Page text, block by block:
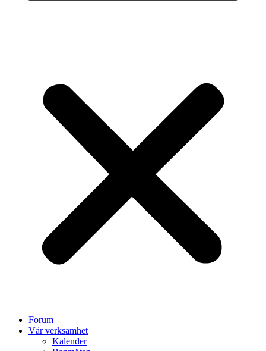
Forum
Vår verksamhet
Kalender